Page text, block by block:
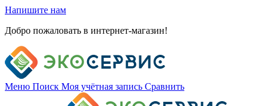
Напишите нам
Добро пожаловать в интернет-магазин!
Меню Поиск Моя учётная запись Сравнить